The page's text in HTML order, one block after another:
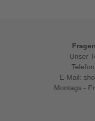
Unser
E-Mail:
Montags -